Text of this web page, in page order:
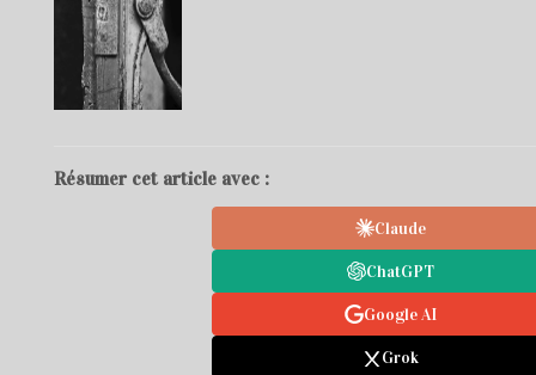
Résumer cet article avec :
Claude
ChatGPT
Google AI
Grok